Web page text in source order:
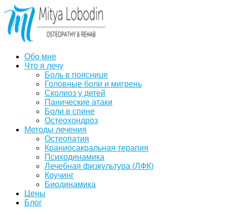
Обо мне
Что я лечу
Боль в пояснице
Головные боли и мигрень
Сколиоз у детей
Панические атаки
Боли в спине
Остеохондроз
Методы лечения
Остеопатия
Краниосакральная терапия
Психодинамика
Лечебная физкультура (ЛФК)
Коучинг
Биодинамика
Цены
Блог